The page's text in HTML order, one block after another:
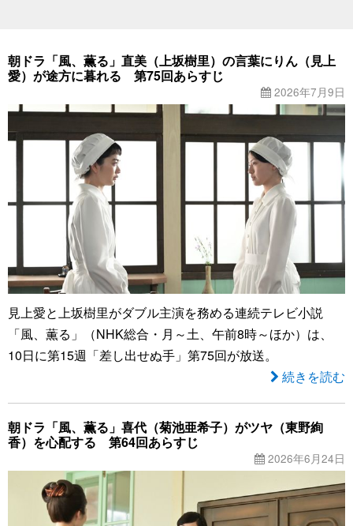
朝ドラ「風、薫る」直美（上坂樹里）の言葉にりん（見上
愛）が途方に暮れる 第75回あらすじ
2026年7月9日
見上愛と上坂樹里がダブル主演を務める連続テレビ小説
「風、薫る」（NHK総合・月～土、午前8時～ほか）は、
10日に第15週「差し出せぬ手」第75回が放送。
続きを読む
朝ドラ「風、薫る」喜代（菊池亜希子）がツヤ（東野絢
香）を心配する 第64回あらすじ
2026年6月24日